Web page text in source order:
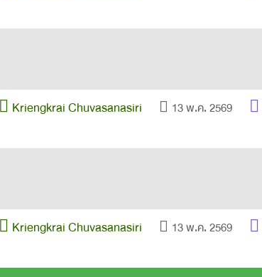
Kriengkrai Chuvasanasiri 13 พ.ค. 2569
Kriengkrai Chuvasanasiri 13 พ.ค. 2569